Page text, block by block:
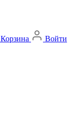
Корзина Войти